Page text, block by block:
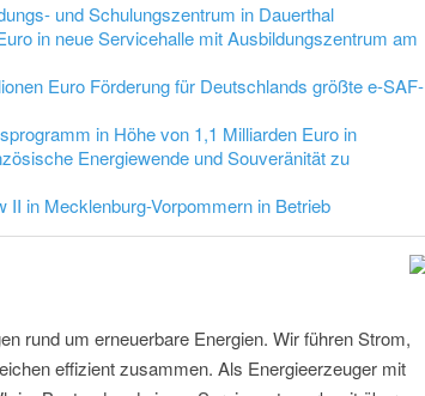
und Schulungszentrum in Dauerthal
in neue Servicehalle mit Ausbildungszentrum am
Euro Förderung für Deutschlands größte e-SAF-
in Höhe von 1,1 Milliarden Euro in
Energiewende und Souveränität zu
II in Mecklenburg-Vorpommern in Betrieb
rund um erneuerbare Energien. Wir führen Strom,
effizient zusammen. Als Energieerzeuger mit